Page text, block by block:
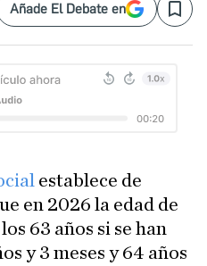
Añade El Debate en Save
establece de
en 2026 la edad de
63 años si se han
y 3 meses y 64 años